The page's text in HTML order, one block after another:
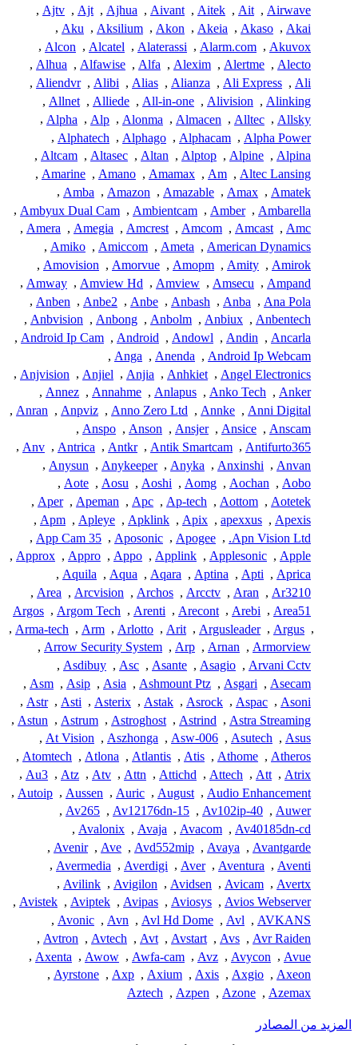
Airwave
,
Ait
,
Aitek
,
Aivant
,
Ajhua
,
Ajt
,
Ajtv
,
Akai
,
Akaso
,
Akeia
,
Akon
,
Aksilium
,
Aku
,
Akuvox
,
Alarm.com
,
Alaterassi
,
Alcatel
,
Alcon
,
Alecto
,
Alertme
,
Alexim
,
Alfa
,
Alfawise
,
Alhua
,
Ali
,
Ali Express
,
Alianza
,
Alias
,
Alibi
,
Aliendvr
,
Alinking
,
Alivision
,
All-in-one
,
Alliede
,
Allnet
,
Allsky
,
Alltec
,
Almacen
,
Alonma
,
Alp
,
Alpha
,
Alpha Power
,
Alphacam
,
Alphago
,
Alphatech
,
Alpina
,
Alpine
,
Alptop
,
Altan
,
Altasec
,
Altcam
,
Altec Lansing
,
Am
,
Amamax
,
Amano
,
Amarine
,
Amatek
,
Amax
,
Amazable
,
Amazon
,
Amba
,
Ambarella
,
Amber
,
Ambientcam
,
Ambyux Dual Cam
,
Amc
,
Amcast
,
Amcom
,
Amcrest
,
Amegia
,
Amera
,
American Dynamics
,
Ameta
,
Amiccom
,
Amiko
,
Amirok
,
Amity
,
Amopm
,
Amorvue
,
Amovision
,
Ampand
,
Amsecu
,
Amview
,
Amview Hd
,
Amway
,
Ana Pola
,
Anba
,
Anbash
,
Anbe
,
Anbe2
,
Anben
,
Anbentech
,
Anbiux
,
Anbolm
,
Anbong
,
Anbvision
,
Ancarla
,
Andin
,
Andowl
,
Android
,
Android Ip Cam
,
Android Ip Webcam
,
Anenda
,
Anga
,
Angel Electronics
,
Anhkiet
,
Anjia
,
Anjiel
,
Anjvision
,
Anker
,
Anko Tech
,
Anlapus
,
Annahme
,
Annez
,
Anni Digital
,
Annke
,
Anno Zero Ltd
,
Anpviz
,
Anran
,
Anscam
,
Ansice
,
Ansjer
,
Anson
,
Anspo
,
Antifurto365
,
Antik Smartcam
,
Antkr
,
Antrica
,
Anv
,
Anvan
,
Anxinshi
,
Anyka
,
Anykeeper
,
Anysun
,
Aobo
,
Aochan
,
Aomg
,
Aoshi
,
Aosu
,
Aote
,
Aotetek
,
Aottom
,
Ap-tech
,
Apc
,
Apeman
,
Aper
,
Apexis
,
apexxus
,
Apix
,
Apklink
,
Apleye
,
Apm
,
Apn Vision Ltd.
,
Apogee
,
Aposonic
,
App Cam 35
,
Apple
,
Applesonic
,
Applink
,
Appo
,
Appro
,
Approx
,
Aprica
,
Apti
,
Aptina
,
Aqara
,
Aqua
,
Aquila
,
Ar3210
,
Aran
,
Arcctv
,
Archos
,
Arcvision
,
Area
,
Area51
,
Arebi
,
Arecont
,
Arenti
,
Argom Tech
,
Argos
,
Argus
,
Argusleader
,
Arit
,
Arlotto
,
Arm
,
Arma-tech
,
Armorview
,
Arnan
,
Arp
,
Arrow Security System
,
Arvani Cctv
,
Asagio
,
Asante
,
Asc
,
Asdibuy
,
Asecam
,
Asgari
,
Ashmount Ptz
,
Asia
,
Asip
,
Asm
,
Asoni
,
Aspac
,
Asrock
,
Astak
,
Asterix
,
Asti
,
Astr
,
Astra Streaming
,
Astrind
,
Astroghost
,
Astrum
,
Astun
,
Asus
,
Asutech
,
Asw-006
,
Aszhonga
,
At Vision
,
Atheros
,
Athome
,
Atis
,
Atlantis
,
Atlona
,
Atomtech
,
Atrix
,
Att
,
Attech
,
Attichd
,
Attn
,
Atv
,
Atz
,
Au3
,
Audio Enhancement
,
August
,
Auric
,
Aussen
,
Autoip
,
Auwer
,
Av102ip-40
,
Av12176dn-15
,
Av265
,
Av40185dn-cd
,
Avacom
,
Avaja
,
Avalonix
,
Avantgarde
,
Avaya
,
Avd552mip
,
Ave
,
Avenir
,
Aventi
,
Aventura
,
Aver
,
Averdigi
,
Avermedia
,
Avertx
,
Avicam
,
Avidsen
,
Avigilon
,
Avilink
,
Avios Webserver
,
Aviosys
,
Avipas
,
Aviptek
,
Avistek
,
AVKANS
,
Avl
,
Avl Hd Dome
,
Avn
,
Avonic
,
Avr Raiden
,
Avs
,
Avstart
,
Avt
,
Avtech
,
Avtron
,
Avue
,
Avycon
,
Avz
,
Awfa-cam
,
Awow
,
Axenta
,
Axeon
,
Axgio
,
Axis
,
Axium
,
Axp
,
Ayrstone
,
Azemax
,
Azone
,
Azpen
,
Aztech
المزيد من المصادر